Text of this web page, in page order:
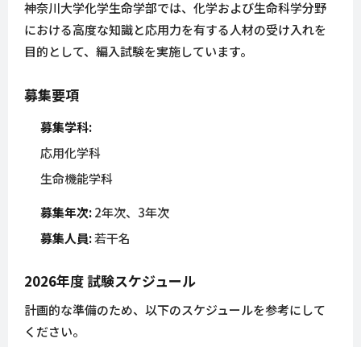
神奈川大学化学生命学部では、化学および生命科学分野
における高度な知識と応用力を有する人材の受け入れを
目的として、編入試験を実施しています。
募集要項
募集学科:
応用化学科
生命機能学科
募集年次:2年次、3年次
募集人員:若干名
2026年度 試験スケジュール
計画的な準備のため、以下のスケジュールを参考にして
ください。